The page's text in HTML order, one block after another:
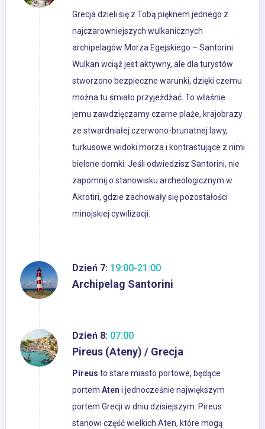
Grecja dzieli się z Tobą pięknem jednego z
najczarowniejszych wulkanicznych
archipelagów Morza Egejskiego – Santorini.
Wulkan wciąż jest aktywny, ale dla turystów
stworzono bezpieczne warunki, dzięki czemu
można tu śmiało przyjeżdżać. To właśnie
jemu zawdzięczamy czarne plaże, krajobrazy
ze stwardniałej czerwono-brunatnej lawy,
turkusowe widoki morza i kontrastujące z nimi
bielone domki. Jeśli odwiedzisz Santorini, nie
zapomnij o stanowisku archeologicznym w
Akrotiri, gdzie zachowały się pozostałości
minojskiej cywilizacji.
Dzień 7: 19:00-21:00
Archipelag Santorini
Dzień 8: 07:00
Pireus (Ateny) / Grecja
Pireus to stare miasto portowe, będące
portem Aten i jednocześnie największym
portem Grecji w dniu dzisiejszym. Pireus
stanowi część wielkich Aten, które mogą